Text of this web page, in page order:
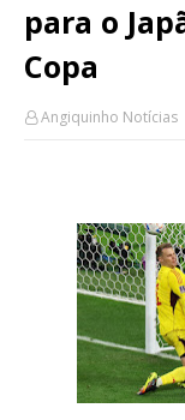
para o
Copa
Angiquinho Notícias